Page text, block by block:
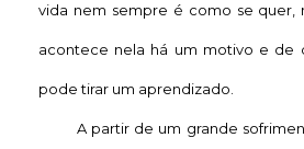
vida nem sempre é como se quer,
acontece nela há um motivo e de
pode tirar um aprendizado.
A partir de um grande